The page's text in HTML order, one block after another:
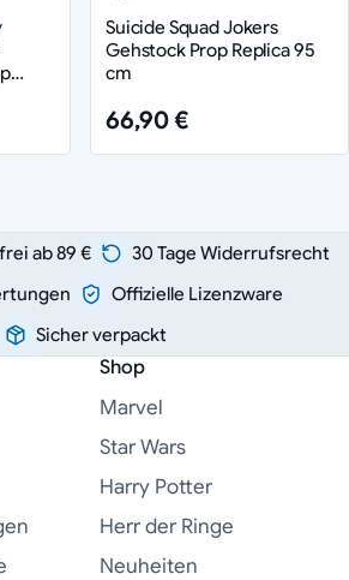
Suicide Squad Jokers
Gehstock Prop Replica 95
cm
66,90 €
ab 89 €
30 Tage Widerrufsrecht
Offizielle Lizenzware
Sicher verpackt
Shop
Marvel
Star Wars
Harry Potter
Herr der Ringe
Neuheiten